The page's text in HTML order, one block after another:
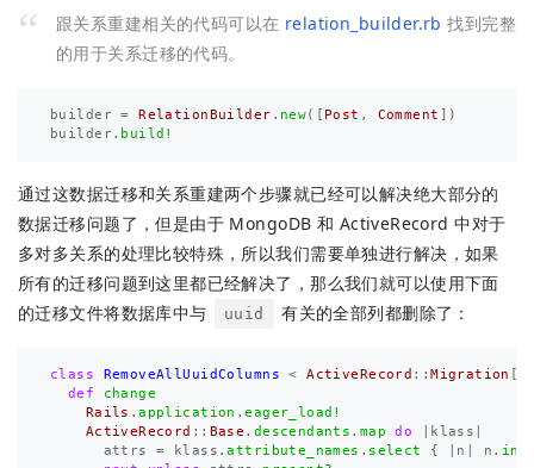
跟关系重建相关的代码可以在 relation_builder.rb 找到完整
的用于关系迁移的代码。
builder = RelationBuilder . new([ Post , Comment
])
builder. build!
通过这数据迁移和关系重建两个步骤就已经可以解决绝大部分的
数据迁移问题了，但是由于 MongoDB 和 ActiveRecord 中对于
多对多关系的处理比较特殊，所以我们需要单独进行解决，如果
所有的迁移问题到这里都已经解决了，那么我们就可以使用下面
的迁移文件将数据库中与
uuid 有关的全部列都删除了：
class RemoveAllUuidColumns < ActiveRecord :: Migration
def
change
Rails .application .eager_load!
ActiveRecord :: Base . descendants . map do klass
attrs
= klass .attribute_names . select { n n .